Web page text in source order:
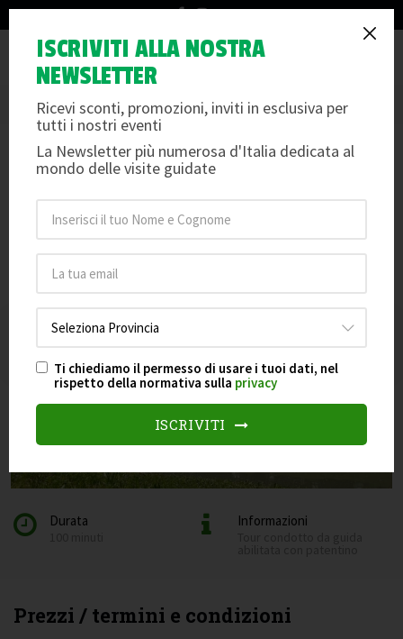
info@arteemusei.com
CITTADELLA E LE SUE MURA
IL TOUR DELLA CERCHIA MURARIA
Per info e dettagli scorri oltre le date e le foto
Le date non sono disponibili per la prenotazione.
Durata Informazioni
Prezzi / termini e condizioni
ISCRIVITI ALLA NOSTRA
NEWSLETTER
Ricevi sconti, promozioni, inviti in esclusiva per
tutti i nostri eventi
La Newsletter più numerosa d'Italia dedicata al
mondo delle visite guidate
Ti chiediamo il permesso di usare i tuoi dati, nel
rispetto della normativa sulla privacy
ISCRIVITI